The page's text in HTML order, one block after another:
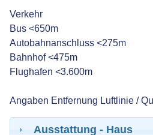
Verkehr
Bus <650m
Autobahnanschluss <275m
Bahnhof <475m
Flughafen <3.600m
Angaben Entfernung Luftlinie /
Ausstattung - Haus